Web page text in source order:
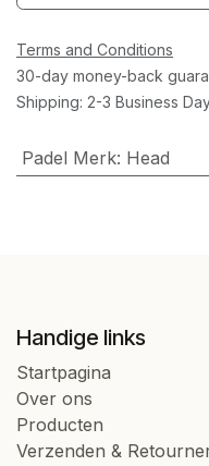
Terms and Conditions
30-day money-back
Shipping: 2-3 Business
Padel Merk: Head
Handige links
Startpagina
Over ons
Producten
Verzenden &